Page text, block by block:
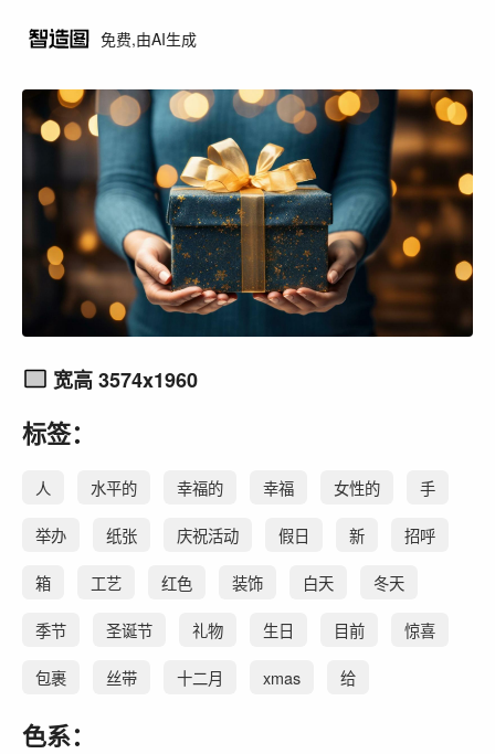
免费,由AI生成
宽高 3574x1960
标签：
人 水平的 幸福的 幸福 女性的 手
举办 纸张 庆祝活动 假日 新 招呼
箱 工艺 红色 装饰 白天 冬天
季节 圣诞节 礼物 生日 目前 惊喜
包裹 丝带 十二月 xmas 给
色系：